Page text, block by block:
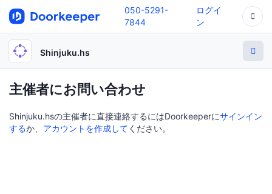
050-5291-
7844
ログイ
ン
Shinjuku.hs
主催者にお問い合わせ
Shinjuku.hsの主催者に直接連絡するにはDoorkeeperにサインイン
するか、 アカウントを作成して ください。